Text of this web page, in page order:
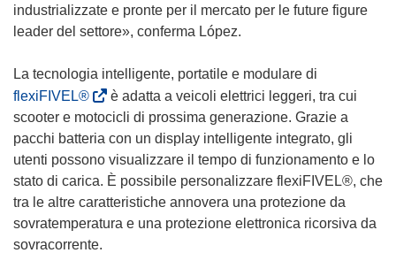
industrializzate e pronte per il mercato per le future figure
leader del settore», conferma López.
La tecnologia intelligente, portatile e modulare di
flexiFIVEL®(
s
i
a
p
r
e
i
è adatta a veicoli elettrici leggeri, tra cui
scooter e motocicli di prossima generazione. Grazie a
pacchi batteria con un display intelligente integrato, gli
utenti possono visualizzare il tempo di funzionamento e lo
stato di carica. È possibile personalizzare flexiFIVEL®, che
tra le altre caratteristiche annovera una protezione da
sovratemperatura e una protezione elettronica ricorsiva da
sovracorrente.